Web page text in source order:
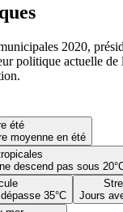
été
moyenne en été
descend pas sous
35°C
Jours
2020,
politique actuelle de